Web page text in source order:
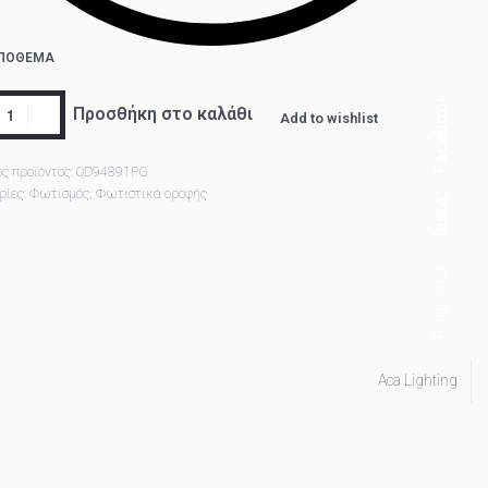
Προσθήκη στο καλάθι Add to wishlist
προϊόντος: OD94891PG
Φωτισμός, Φωτιστικά οροφής
Aca Lighting